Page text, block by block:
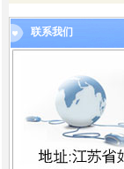
联系我们